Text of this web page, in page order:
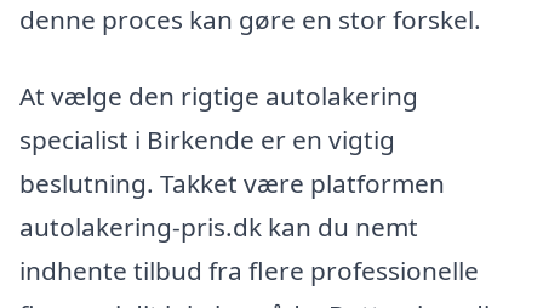
denne proces kan gøre en stor forskel.
At vælge den rigtige autolakering
specialist i Birkende er en vigtig
beslutning. Takket være platformen
autolakering-pris.dk kan du nemt
indhente tilbud fra flere professionelle